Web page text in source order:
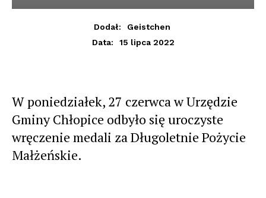
Dodał:
Geistchen
Data:
15 lipca 2022
W poniedziałek, 27 czerwca w Urzędzie
Gminy Chłopice odbyło się uroczyste
wręczenie medali za Długoletnie Pożycie
Małżeńskie.